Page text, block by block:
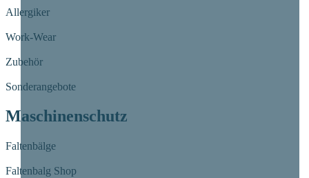
Allergiker
Work-Wear
Zubehör
Sonderangebote
Maschinenschutz
Faltenbälge
Faltenbalg Shop